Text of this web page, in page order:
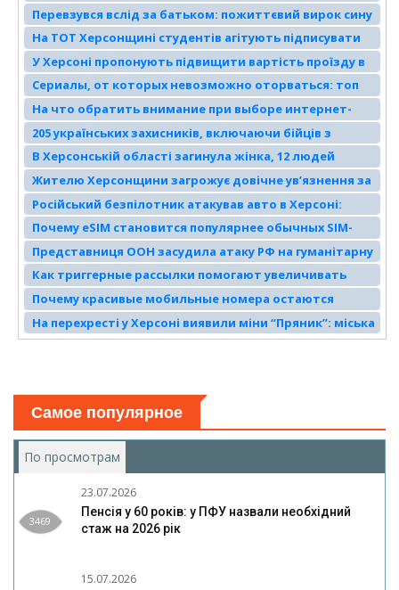
«службой занятости населения», засудили до десяти
років з конфіскацією
Перевзувся вслід за батьком: пожиттєвий вирок сину
ексчиновника з Херсонщини
На ТОТ Херсонщині студентів агітують підписувати
контракти з армією рф
У Херсоні пропонують підвищити вартість проїзду в
автобусах до 20 гривень
Сериалы, от которых невозможно оторваться: топ
для марафона на выходных
На что обратить внимание при выборе интернет-
провайдера в Днепровском районе Запорожья
205 українських захисників, включаючи бійців з
Херсонщини, звільнили з полону
В Херсонській області загинула жінка, 12 людей
поранені після обстрілів рф
Жителю Херсонщини загрожує довічне ув’язнення за
“держзраду” від окупантів
Російський безпілотник атакував авто в Херсоні:
четверо поранених
Почему eSIM становится популярнее обычных SIM-
карт
Представниця ООН засудила атаку РФ на гуманітарну
місію у Херсоні
Как триггерные рассылки помогают увеличивать
повторные продажи
Почему красивые мобильные номера остаются
популярными среди пользователей
На перехресті у Херсоні виявили міни “Пряник”: міська
влада закликає обмежити рух
Самое популярное
По просмотрам
3469
23.07.2026
Пенсія у 60 років: у ПФУ назвали необхідний
стаж на 2026 рік
15.07.2026